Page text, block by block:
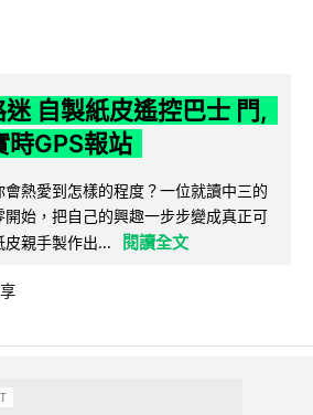
自製紙皮遙控巴士 門,
時GPS報站
熱愛到怎樣的程度？一位就讀中三的
始，把自己的興趣一步步變成真正可
親手製作出...
閱讀全文